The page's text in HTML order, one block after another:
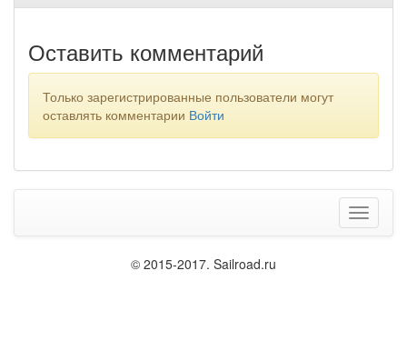
Оставить комментарий
Только зарегистрированные пользователи могут
оставлять комментарии Войти
Меню
© 2015-2017. Sailroad.ru